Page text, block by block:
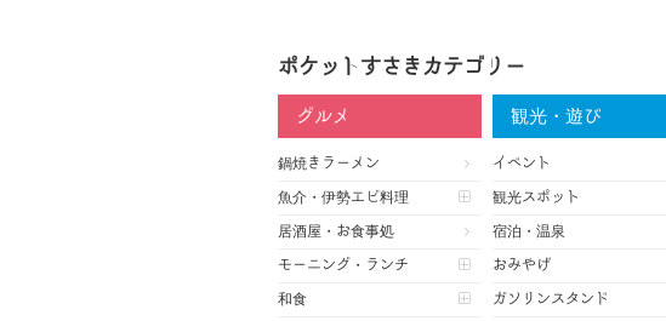
ポケットすさきカテゴリー
グルメ
鍋焼きラーメン
魚介・伊勢エビ料理
居酒屋・お食事処
モーニング・ランチ
和食
観光・遊び
イベント
観光スポット
宿泊・温泉
おみやげ
ガソリンスタンド